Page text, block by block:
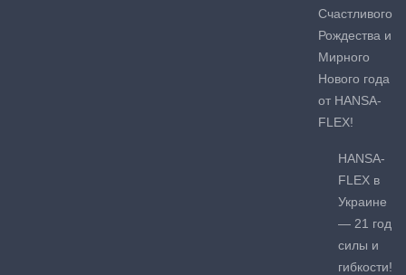
Счастливого
Рождества и
Мирного
Нового года
от HANSA-
FLEX!
HANSA-
FLEX в
Украине
— 21 год
силы и
гибкости!